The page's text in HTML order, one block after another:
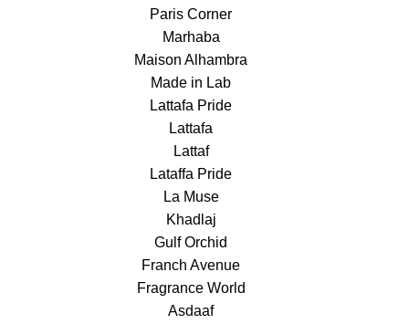
Paris Corner
Marhaba
Maison Alhambra
Made in Lab
Lattafa Pride
Lattafa
Lattaf
Lataffa Pride
La Muse
Khadlaj
Gulf Orchid
Franch Avenue
Fragrance World
Asdaaf